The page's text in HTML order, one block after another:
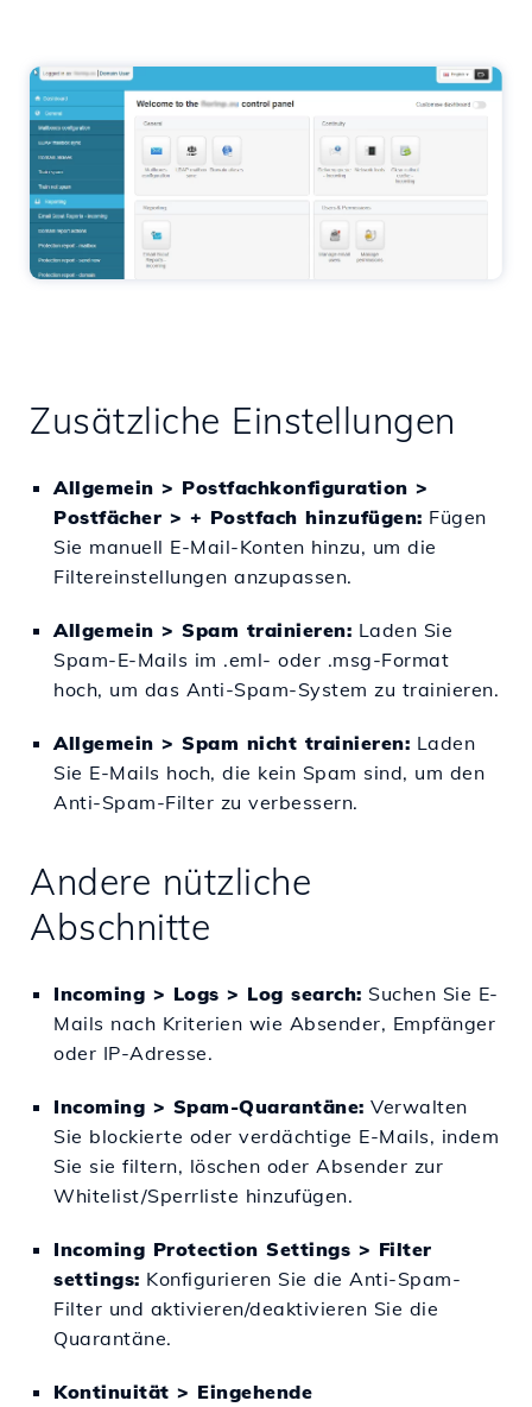
Zusätzliche Einstellungen
Allgemein > Postfachkonfiguration >
Postfächer > + Postfach hinzufügen: Fügen
Sie manuell E-Mail-Konten hinzu, um die
Filtereinstellungen anzupassen.
Allgemein > Spam trainieren: Laden Sie
Spam-E-Mails im .eml- oder .msg-Format
hoch, um das Anti-Spam-System zu trainieren.
Allgemein > Spam nicht trainieren: Laden
Sie E-Mails hoch, die kein Spam sind, um den
Anti-Spam-Filter zu verbessern.
Andere nützliche
Abschnitte
Incoming > Logs > Log search: Suchen Sie E-
Mails nach Kriterien wie Absender, Empfänger
oder IP-Adresse.
Incoming > Spam-Quarantäne: Verwalten
Sie blockierte oder verdächtige E-Mails, indem
Sie sie filtern, löschen oder Absender zur
Whitelist/Sperrliste hinzufügen.
Incoming Protection Settings > Filter
settings: Konfigurieren Sie die Anti-Spam-
Filter und aktivieren/deaktivieren Sie die
Quarantäne.
Kontinuität > Eingehende